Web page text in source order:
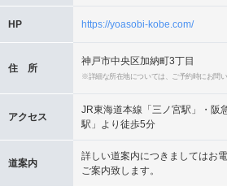
HP https://yoasobi-kobe.com/
住 所
神戸市中央区加納町3丁目
※詳細な所在地については、ご予約時にお問
アクセス
JR東海道本線「三ノ宮駅」・阪
駅」より徒歩5分
道案内
詳しい道案内につきましてはお
ご案内致します。